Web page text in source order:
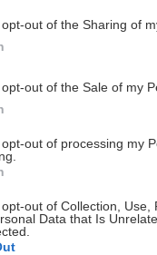
out of the Sharing of
out of the Sale of my
out of processing my
out of Collection,
Data that Is